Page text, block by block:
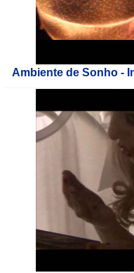
Ambiente de Sonho -